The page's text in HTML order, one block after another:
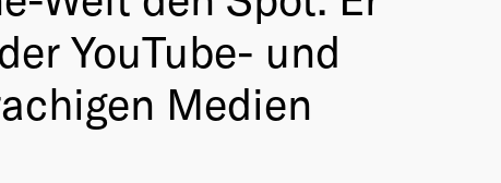
YouTube- und
Medien